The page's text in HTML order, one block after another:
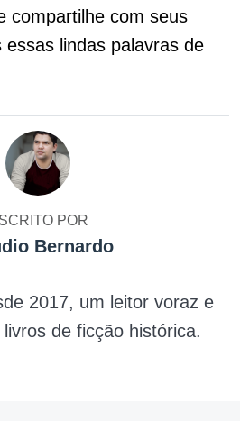
compartilhe com seus
lindas palavras de
POR
Bernardo
2017, um leitor voraz e
de ficção histórica.